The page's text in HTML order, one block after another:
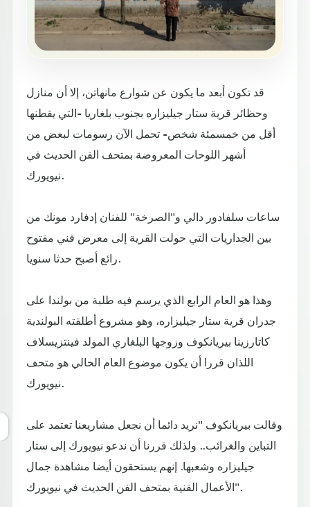
قد تكون أبعد ما يكون عن شوارع مانهاتن، إلا أن منازل
وحظائر قرية ستار جيليزاره بجنوب بلغاريا -التي يقطنها
أقل من خمسمئة شخص- تحمل الآن رسومات لبعض من
أشهر اللوحات المعروضة بمتحف الفن الحديث في
نيويورك.
ساعات سلفادور دالي و"الصرخة" للفنان إدفارد مونك من
بين الجداريات التي حولت القرية إلى معرض فني مفتوح
رائع أصبح حدثا سنويا.
وهذا هو العام الرابع الذي يرسم فيه طلبة من بولندا على
جدران قرية ستار جيليزاره، وهو مشروع أطلقته البولندية
كاتارزينا بيريانكوف وزوجها البلغاري المولد فينتزيسلاف
اللذان قررا أن يكون موضوع العام الحالي هو متحف
نيويورك.
وقالت بيريانكوف "نريد دائما أن نجعل مشاريعنا تعتمد على
التباين والغرائب.. ولذلك قررنا أن ندعو نيويورك إلى ستار
جيليزاره وشعبها. إنهم يستحقون أيضا مشاهدة جمال
الأعمال الفنية بمتحف الفن الحديث في نيويورك".